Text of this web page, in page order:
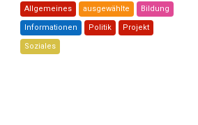
Allgemeines ausgewählte Bildung
Informationen Politik Projekt
Soziales